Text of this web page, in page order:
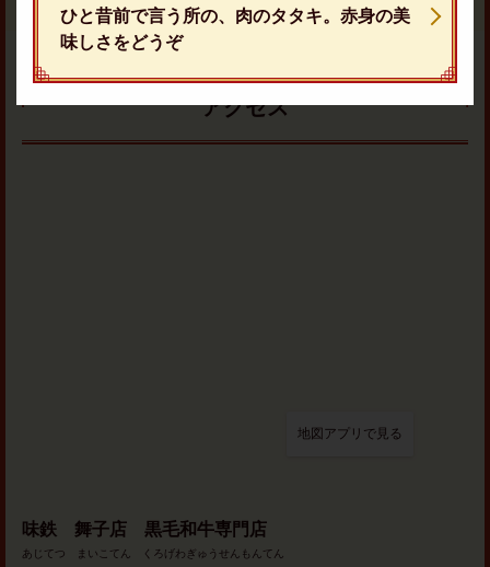
ひと昔前で言う所の、肉のタタキ。赤身の美
味しさをどうぞ
アクセス
地図アプリで見る
味鉄 舞子店 黒毛和牛専門店
あじてつ まいこてん くろげわぎゅうせんもんてん
閉じる